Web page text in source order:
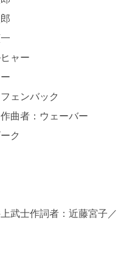
ャー
ェンバック
者：ウェーバー
ク
士作詞者：近藤宮子／